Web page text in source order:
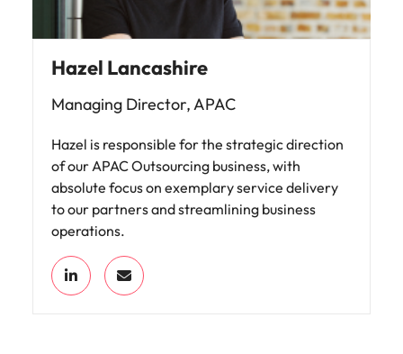
Hazel Lancashire
Managing Director, APAC
Hazel is responsible for the strategic direction
of our APAC Outsourcing business, with
absolute focus on exemplary service delivery
to our partners and streamlining business
operations.